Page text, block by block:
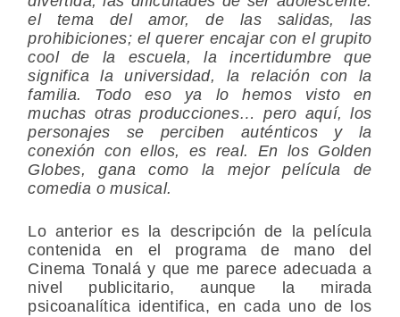
el tema del amor, de las salidas, las
prohibiciones; el querer encajar con el grupito
coolde la escuela, la incertidumbre que
significa la universidad, la relación con la
familia. Todo eso ya lo hemos visto en
muchas otras producciones… pero aquí, los
personajes se perciben auténticos y la
conexión con ellos, es real. En los Golden
Globes, gana como la mejor película de
comedia o musical.
Lo anterior es la descripción de la película
contenida en el programa de mano del
Cinema Tonalá y que me parece adecuada a
nivel publicitario, aunque la mirada
psicoanalítica identifica, en cada uno de los